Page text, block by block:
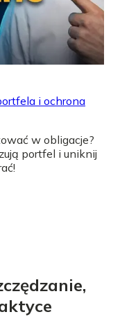
i ochrona
w obligacje?
portfel i uniknij